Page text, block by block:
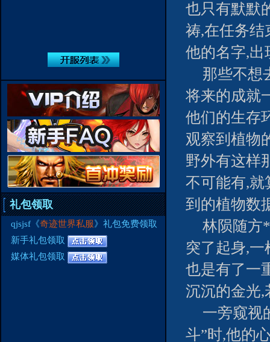
礼包领取
qjsjsf《奇迹世界私服》礼包免费领取
新手礼包领取
媒体礼包领取
也只有默默
祷,在任务结
他的名字,出
那些不想
将来的成就
他们的生存
观察到植物
野外有这样
不可能有,就
到的植物数
林陨随方
突了起身,一
也是有了一
沉沉的金光,
一旁窥视
斗”时,他的